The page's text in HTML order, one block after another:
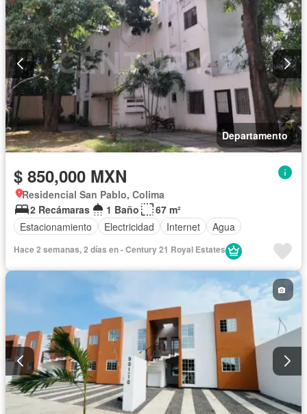
Departamento
$ 850,000 MXN
Residencial San Pablo, Colima
2 Recámaras
1 Baño
67 m²
Estacionamiento
Electricidad Internet Agua
Hace 2 semanas, 2 días en - Century 21 Royal Estates